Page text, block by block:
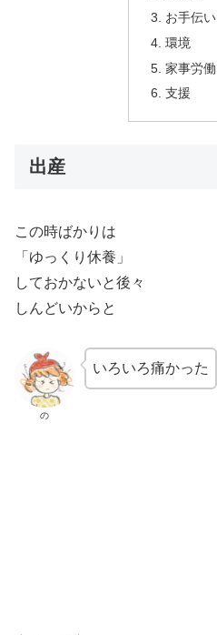
お手伝い
環境
家事労働
支援
出産
この時ばかりは
「ゆっくり休養」
しておかないと後々
しんどいからと
の
いろいろ痛かった